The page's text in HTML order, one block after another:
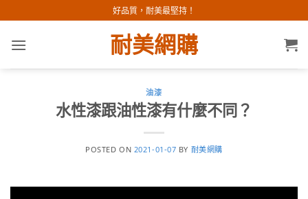
to
content
好品質，耐美最堅持！
耐美網購
油漆
水性漆跟油性漆有什麼不同？
POSTED ON 2021-01-07 BY 耐美網購